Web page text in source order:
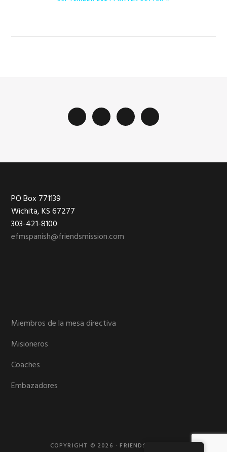
Footer
PO Box 771139
Wichita, KS 67277
303-421-8100
efmspanish@friendsmission.com
Miembros de la mesa directiva
Misioneros
Coaches
Embazadores
COPYRIGHT © 2026 · FRIENDS MISSION